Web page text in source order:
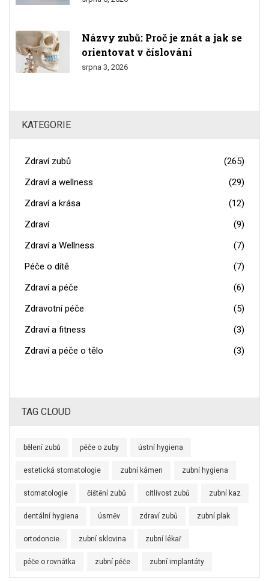
Názvy zubů: Proč je znát a jak se
orientovat v číslování
srpna 3, 2026
KATEGORIE
Zdraví zubů
(265)
Zdraví a wellness
(29)
Zdraví a krása
(12)
Zdraví
(9)
Zdraví a Wellness
(7)
Péče o dítě
(7)
Zdraví a péče
(6)
Zdravotní péče
(5)
Zdraví a fitness
(3)
Zdraví a péče o tělo
(3)
TAG CLOUD
bělení zubů péče o zuby ústní hygiena
estetická stomatologie zubní kámen zubní hygiena
stomatologie čištění zubů citlivost zubů zubní kaz
dentální hygiena úsměv zdraví zubů zubní plak
ortodoncie zubní sklovina zubní lékař
péče o rovnátka zubní péče zubní implantáty